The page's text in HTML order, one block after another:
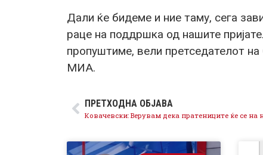
Дали ќе бидеме и ние таму, сега
раце на поддршка од нашите
пропуштиме, вели претседателот
МИА.
ПРЕТХОДНА ОБЈАВА